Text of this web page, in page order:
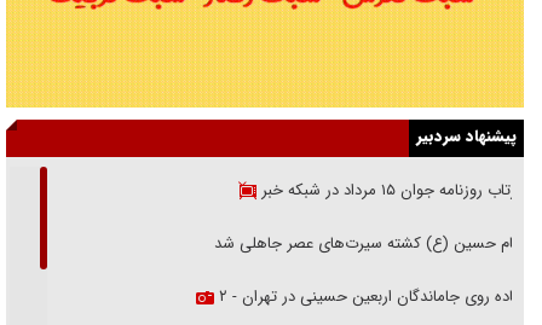
پیشنهاد سردبیر
بازتاب روزنامه جوان ۱۵ مرداد در شبکه خبر
امام حسین (ع) کشته سیرت‌های عصر جاهلی شد
پیاده روی جاماندگان اربعین حسینی در تهران - ۲